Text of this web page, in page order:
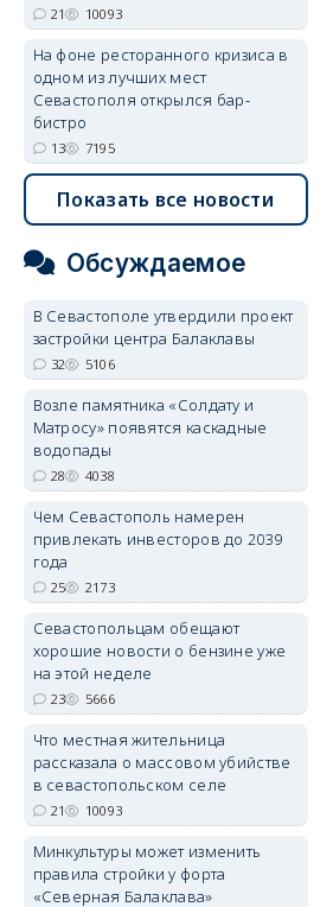
21 10093
На фоне ресторанного кризиса в
одном из лучших мест
Севастополя открылся бар-
бистро
13 7195
Показать все новости
Обсуждаемое
В Севастополе утвердили проект
застройки центра Балаклавы
32 5106
Возле памятника «Солдату и
Матросу» появятся каскадные
водопады
28 4038
Чем Севастополь намерен
привлекать инвесторов до 2039
года
25 2173
Севастопольцам обещают
хорошие новости о бензине уже
на этой неделе
23 5666
Что местная жительница
рассказала о массовом убийстве
в севастопольском селе
21 10093
Минкультуры может изменить
правила стройки у форта
«Северная Балаклава»